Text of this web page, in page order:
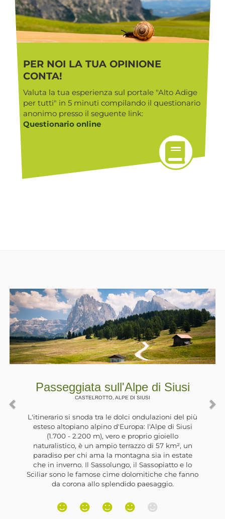
PER NOI LA TUA OPINIONE
CONTA!
Valuta la tua esperienza sul portale "Alto Adige
per tutti" in 5 minuti compilando il questionario
anonimo presso il seguente link:
Questionario online
Passeggiata in riva al Lago di
Zoccolo
ULTIMO, , SANTA VALPURGA
La Val d'Ultimo è stata interessata negli anni ‘60
da grandi lavori per la realizzazione di opere
idroelettriche. Lungo la valle sono stati costruiti
degli sbarramenti che hanno formato alcuni laghi
artificiali. Il più grande si trova nei pressi del paese
di Santa Valburga e, lungo la sua riva orientale, si